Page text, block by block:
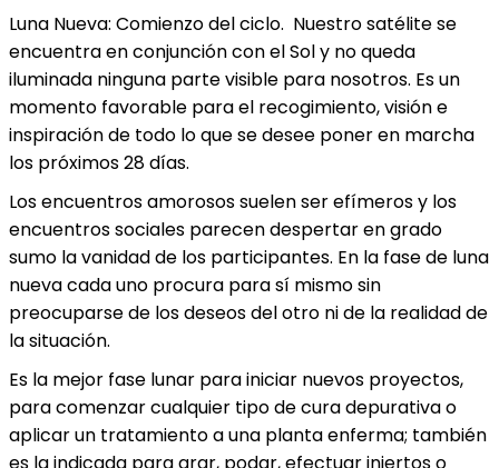
Luna Nueva: Comienzo del ciclo. Nuestro satélite se
encuentra en conjunción con el Sol y no queda
iluminada ninguna parte visible para nosotros. Es un
momento favorable para el recogimiento, visión e
inspiración de todo lo que se desee poner en marcha
los próximos 28 días.
Los encuentros amorosos suelen ser efímeros y los
encuentros sociales parecen despertar en grado
sumo la vanidad de los participantes. En la fase de luna
nueva cada uno procura para sí mismo sin
preocuparse de los deseos del otro ni de la realidad de
la situación.
Es la mejor fase lunar para iniciar nuevos proyectos,
para comenzar cualquier tipo de cura depurativa o
aplicar un tratamiento a una planta enferma; también